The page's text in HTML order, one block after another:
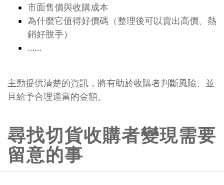
市面售價與收購成本
為什麼它值得好價碼（整理後可以賣出高價、熱
銷好脫手）
……
主動提供清楚的資訊，將有助於收購者判斷風險、並
且給予合理適當的金額。
尋找切貨收購者變現需要
留意的事